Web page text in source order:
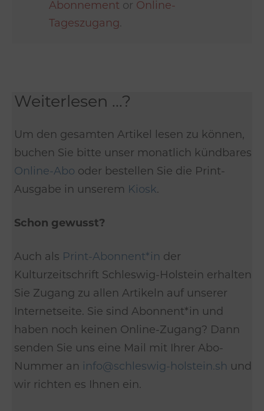
Abonnement or Online-
Tageszugang.
Weiterlesen ...?
Um den gesamten Artikel lesen zu können,
buchen Sie bitte unser monatlich kündbares
Online-Abo oder bestellen Sie die Print-
Ausgabe in unserem Kiosk.
Schon gewusst?
Auch als Print-Abonnent*in der
Kulturzeitschrift Schleswig-Holstein erhalten
Sie Zugang zu allen Artikeln auf unserer
Internetseite. Sie sind Abonnent*in und
haben noch keinen Online-Zugang? Dann
senden Sie uns eine Mail mit Ihrer Abo-
Nummer an info@schleswig-holstein.sh und
wir richten es Ihnen ein.